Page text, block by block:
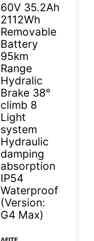
60V 35.2Ah
2112Wh
Removable
Battery
95km
Range
Hydralic
Brake 38°
climb 8
Light
system
Hydraulic
damping
absorption
IP54
Waterproof
(Version:
G4 Max)